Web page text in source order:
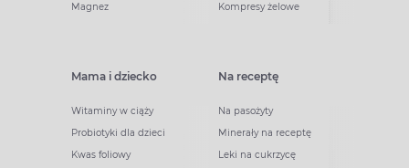
Magnez
Kompresy żelowe
Mama i dziecko
Witaminy w ciąży
Probiotyki dla dzieci
Kwas foliowy
Na receptę
Na pasożyty
Minerały na receptę
Leki na cukrzycę